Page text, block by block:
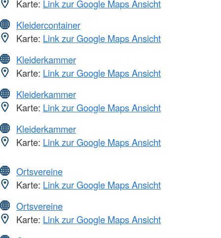
Karte: Link zur Google Maps Ansicht
Kleidercontainer
Karte: Link zur Google Maps Ansicht
Kleiderkammer
Karte: Link zur Google Maps Ansicht
Kleiderkammer
Karte: Link zur Google Maps Ansicht
Kleiderkammer
Karte: Link zur Google Maps Ansicht
Ortsvereine
Karte: Link zur Google Maps Ansicht
Ortsvereine
Karte: Link zur Google Maps Ansicht